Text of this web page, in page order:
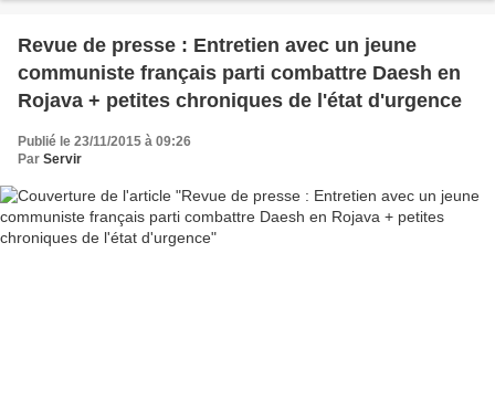
Revue de presse : Entretien avec un jeune
communiste français parti combattre Daesh en
Rojava + petites chroniques de l'état d'urgence
Publié le 23/11/2015 à 09:26
Par Servir